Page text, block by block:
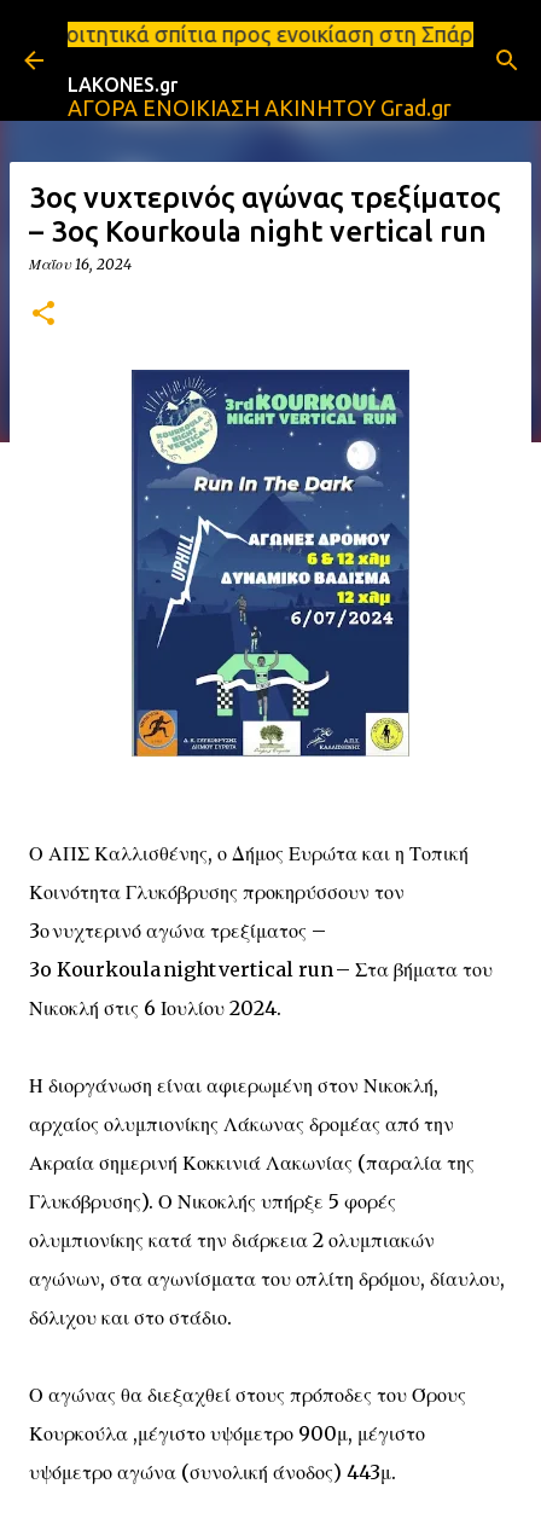
Μετάβαση στο κύριο περιεχόμενο
σπίτια προς ενοικίαση στη Σπάρτη
LAKONES.gr
ΑΓΟΡΑ ΕΝΟΙΚΙΑΣΗ ΑΚΙΝΗΤΟΥ Grad.gr
3ος νυχτερινός αγώνας τρεξίματος
– 3oς Kourkoula night vertical run
Μαΐου 16, 2024
Ο ΑΠΣ Καλλισθένης, ο Δήμος Ευρώτα και η Τοπική
Κοινότητα Γλυκόβρυσης προκηρύσσουν τον
3ο νυχτερινό αγώνα τρεξίματος –
3o Kourkoula night vertical run – Στα βήματα του
Νικοκλή στις 6 Ιουλίου 2024.
Η διοργάνωση είναι αφιερωμένη στον Νικοκλή,
αρχαίος ολυμπιονίκης Λάκωνας δρομέας από την
Ακραία σημερινή Κοκκινιά Λακωνίας (παραλία της
Γλυκόβρυσης). Ο Νικοκλής υπήρξε 5 φορές
ολυμπιονίκης κατά την διάρκεια 2 ολυμπιακών
αγώνων, στα αγωνίσματα του οπλίτη δρόμου, δίαυλου,
δόλιχου και στο στάδιο.
Ο αγώνας θα διεξαχθεί στους πρόποδες του Όρους
Κουρκούλα ,μέγιστο υψόμετρο 900μ, μέγιστο
υψόμετρο αγώνα (συνολική άνοδος) 443μ.